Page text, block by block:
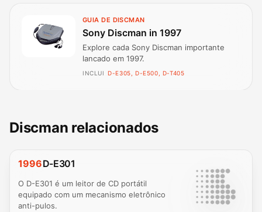
GUIA DE DISCMAN
Sony Discman in 1997
Explore cada Sony Discman importante
lancado em 1997.
INCLUI D-E305, D-E500, D-T405
Discman relacionados
1996D-E301
O D-E301 é um leitor de CD portátil
equipado com um mecanismo eletrônico
anti-pulos.